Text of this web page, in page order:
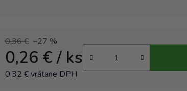
0,36 € –27 %
0,26 €/ ks
0,32 € vrátane DPH